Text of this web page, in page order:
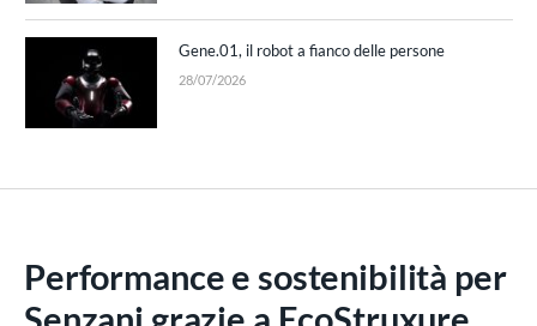
Gene.01, il robot a fianco delle persone
28/07/2026
Performance e sostenibilità per